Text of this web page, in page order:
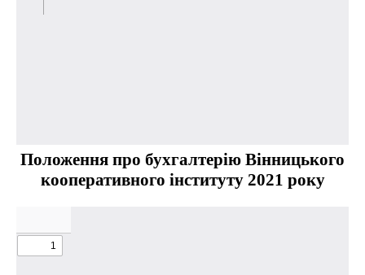
Положення про бухгалтерію Вінницького
кооперативного інституту 2021 року